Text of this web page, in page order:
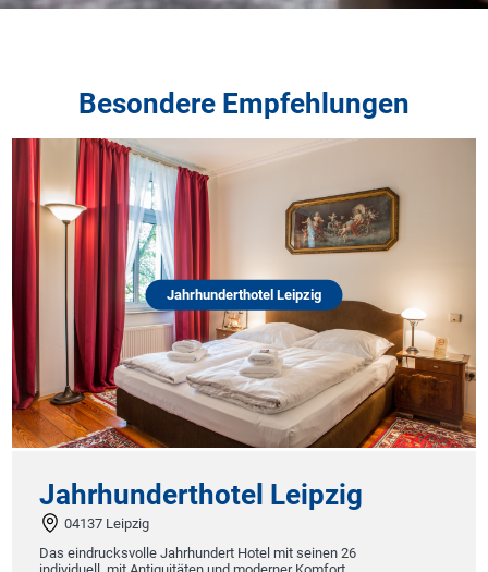
Besondere Empfehlungen
Jahrhunderthotel Leipzig
Jahrhunderthotel Leipzig
04137 Leipzig
Das eindrucksvolle Jahrhundert Hotel mit seinen 26